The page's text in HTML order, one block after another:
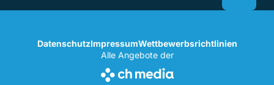
DatenschutzImpressumWettbewerbsrichtlinien
Alle Angebote der